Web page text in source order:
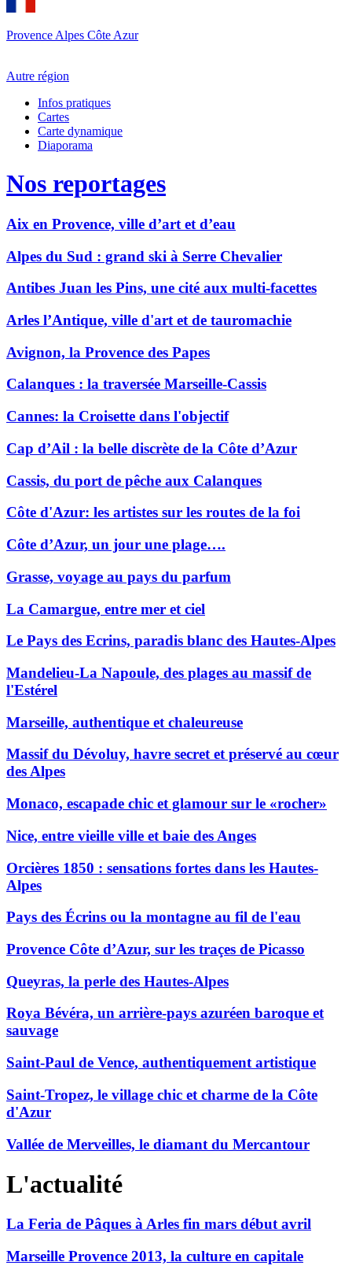
Provence Alpes Côte Azur
Autre région
Infos pratiques
Cartes
Carte dynamique
Diaporama
Nos reportages
Aix en Provence, ville d’art et d’eau
Alpes du Sud : grand ski à Serre Chevalier
Antibes Juan les Pins, une cité aux multi-facettes
Arles l’Antique, ville d'art et de tauromachie
Avignon, la Provence des Papes
Calanques : la traversée Marseille-Cassis
Cannes: la Croisette dans l'objectif
Cap d’Ail : la belle discrète de la Côte d’Azur
Cassis, du port de pêche aux Calanques
Côte d'Azur: les artistes sur les routes de la foi
Côte d’Azur, un jour une plage….
Grasse, voyage au pays du parfum
La Camargue, entre mer et ciel
Le Pays des Ecrins, paradis blanc des Hautes-Alpes
Mandelieu-La Napoule, des plages au massif de
l'Estérel
Marseille, authentique et chaleureuse
Massif du Dévoluy, havre secret et préservé au cœur
des Alpes
Monaco, escapade chic et glamour sur le «rocher»
Nice, entre vieille ville et baie des Anges
Orcières 1850 : sensations fortes dans les Hautes-
Alpes
Pays des Écrins ou la montagne au fil de l'eau
Provence Côte d’Azur, sur les traçes de Picasso
Queyras, la perle des Hautes-Alpes
Roya Bévéra, un arrière-pays azuréen baroque et
sauvage
Saint-Paul de Vence, authentiquement artistique
Saint-Tropez, le village chic et charme de la Côte
d'Azur
Vallée de Merveilles, le diamant du Mercantour
L'actualité
La Feria de Pâques à Arles fin mars début avril
Marseille Provence 2013, la culture en capitale